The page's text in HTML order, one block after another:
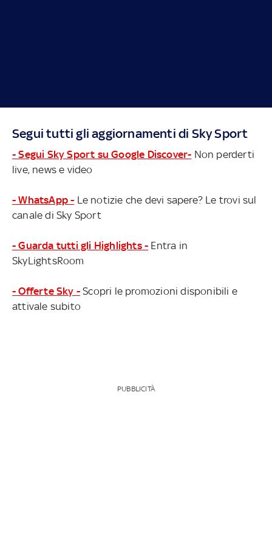
Segui tutti gli aggiornamenti di Sky Sport
- Segui Sky Sport su Google Discover- Non perderti
live, news e video
- WhatsApp - Le notizie che devi sapere? Le trovi sul
canale di Sky Sport
- Guarda tutti gli Highlights - Entra in
SkyLightsRoom
- Offerte Sky - Scopri le promozioni disponibili e
attivale subito
PUBBLICITÀ